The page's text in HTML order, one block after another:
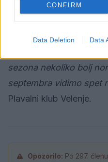
CONFIRM
Data Deletion Data
"Vsem plavalcem in
čestitamo za odlične
sezona nekoliko bolj
septembra vidimo spet
Plavalni klub Velenje.
Opozorilo: Po 297.